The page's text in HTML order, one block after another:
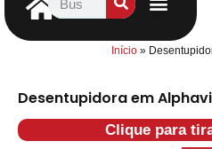
Início»
Desentupidora em
Clique para